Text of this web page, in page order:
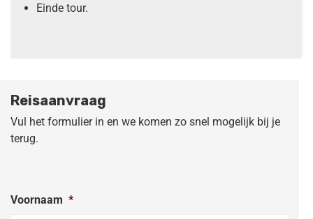
Einde tour.
Reisaanvraag
Vul het formulier in en we komen zo snel mogelijk bij je
terug.
Voornaam *